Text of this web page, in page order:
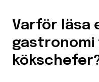
Varför läsa
gastronomi